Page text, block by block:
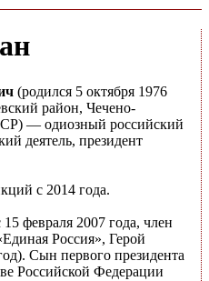
(родился 5 октября 1976
район, Чечено-
— одиозный российский
деятель, президент
с 2014 года.
февраля 2007 года, член
Россия», Герой
Сын первого президента
Российской Федерации